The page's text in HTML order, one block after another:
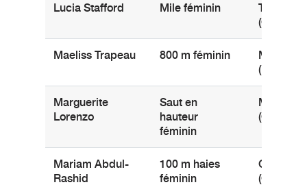
Lucia Stafford Mile féminin
Toronto
(Ontario)
Maeliss Trapeau 800 m féminin
(France)
Marguerite
Lorenzo
Saut en
hauteur
féminin
Montréal
(Québec)
Mariam Abdul-
Rashid
100 m haies
féminin
Oshawa
(Ontario)